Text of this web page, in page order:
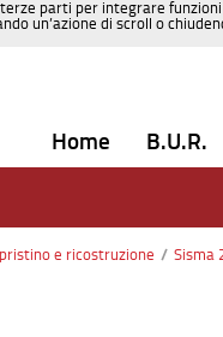
parti per integrare
un’azione di scroll o
Home B.U.R.
e ricostruzione / Sisma